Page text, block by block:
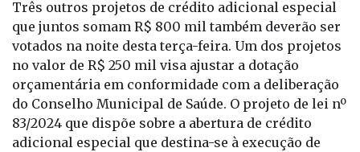
Três outros projetos de crédito adicional especial
que juntos somam R$ 800 mil também deverão ser
votados na noite desta terça-feira. Um dos projetos
no valor de R$ 250 mil visa ajustar a dotação
orçamentária em conformidade com a deliberação
do Conselho Municipal de Saúde. O projeto de lei nº
83/2024 que dispõe sobre a abertura de crédito
adicional especial que destina-se à execução de